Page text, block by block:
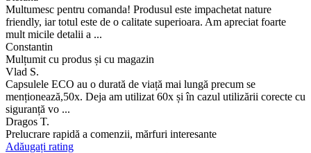
Multumesc pentru comanda! Produsul este impachetat nature
friendly, iar totul este de o calitate superioara. Am apreciat foarte
mult micile detalii a ...
Constantin
Mulțumit cu produs și cu magazin
Vlad S.
Capsulele ECO au o durată de viață mai lungă precum se
menționează,50x. Deja am utilizat 60x și în cazul utilizării corecte cu
siguranță vo ...
Dragos T.
Prelucrare rapidă a comenzii, mărfuri interesante
Adăugați rating